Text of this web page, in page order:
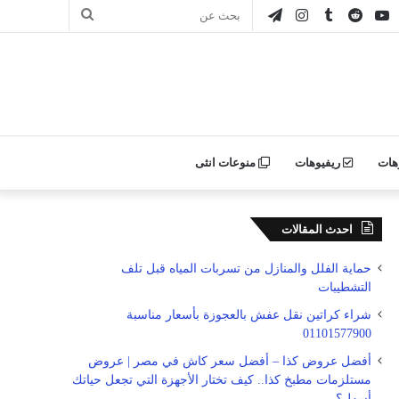
بحث تيلقرامانستقرام يوتيوب
ريفيوهات منوعات انثى
احدث المقالات
حماية الفلل والمنازل من تسربات المياه قبل تلف
التشطيبات
شراء كراتين نقل عفش بالعجوزة بأسعار مناسبة
01101577900
أفضل عروض كذا – أفضل سعر كاش في مصر | عروض
مستلزمات مطبخ كذا.. كيف تختار الأجهزة التي تجعل حياتك